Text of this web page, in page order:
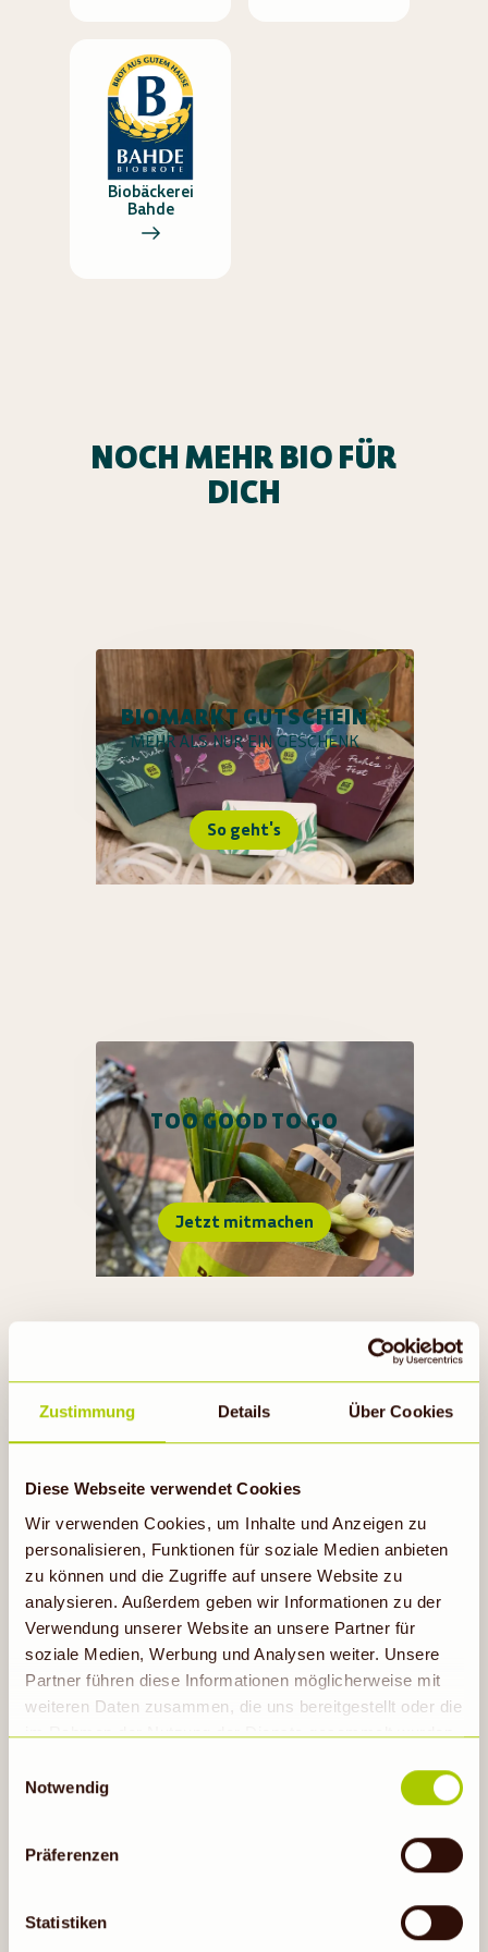
Zustimmung Details Über Cookies
Diese Webseite verwendet Cookies
Wir verwenden Cookies, um Inhalte und Anzeigen zu
personalisieren, Funktionen für soziale Medien anbieten
zu können und die Zugriffe auf unsere Website zu
analysieren. Außerdem geben wir Informationen zu der
Verwendung unserer Website an unsere Partner für
soziale Medien, Werbung und Analysen weiter. Unsere
Partner führen diese Informationen möglicherweise mit
weiteren Daten zusammen, die uns bereitgestellt oder die
im Rahmen der Nutzung der Dienste gesammelt wurden.
erhobenen Daten in den USA durch Google: Unsere
Informationen hierzu findest du unter Datenschutz. Indem
auf „Cookies zulassen“ geklickt bzw. statistische
1 S. 1 lit a DS-GVO eingewilligt, dass die Daten in den
Notwendig
Präferenzen
Statistiken
Biobäckerei
Bahde
NOCH MEHR BIO FÜR
DICH
BIOMARKT GUTSCHEIN
MEHR ALS NUR EIN GESCHENK
So geht's
TOO GOOD TO GO
Jetzt mitmachen
RECUP & REBOWL
Erfahre mehr